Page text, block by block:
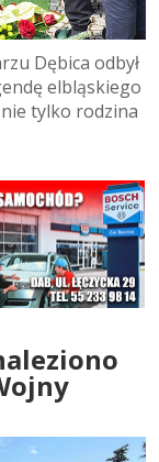
Dębica odbył
elbląskiego
tylko rodzina